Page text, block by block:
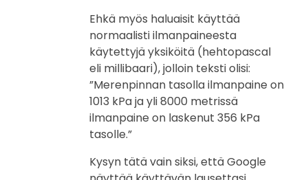
Ehkä myös haluaisit käyttää
normaalisti ilmanpaineesta
käytettyjä yksiköitä (hehtopascal
eli millibaari), jolloin teksti olisi:
”Merenpinnan tasolla ilmanpaine on
1013 kPa ja yli 8000 metrissä
ilmanpaine on laskenut 356 kPa
tasolle.”
Kysyn tätä vain siksi, että Google